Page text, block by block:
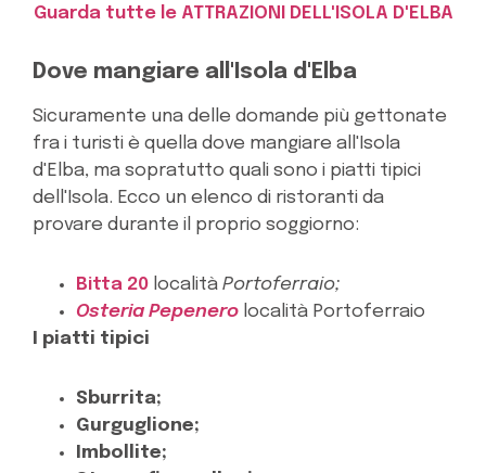
Guarda tutte le ATTRAZIONI DELL'ISOLA D'ELBA
Dove mangiare all'Isola d'Elba
Sicuramente una delle domande più gettonate
fra i turisti è quella dove mangiare all'Isola
d'Elba, ma sopratutto quali sono i piatti tipici
dell'Isola. Ecco un elenco di ristoranti da
provare durante il proprio soggiorno:
Bitta 20 località Portoferraio;
Osteria Pepenero località Portoferraio
I piatti tipici
Sburrita;
Gurguglione;
Imbollite;